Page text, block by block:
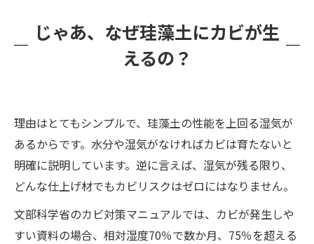
じゃあ、なぜ珪藻土にカビが生
えるの？
理由はとてもシンプルで、珪藻土の性能を上回る湿気が
あるからです。水分や湿気がなければカビは育たないと
明確に説明しています。逆に言えば、湿気が残る限り、
どんな仕上げ材でもカビリスクはゼロにはなりません。
文部科学省のカビ対策マニュアルでは、カビが発生しや
すい資料の場合、相対湿度70％で数か月、75％を超える